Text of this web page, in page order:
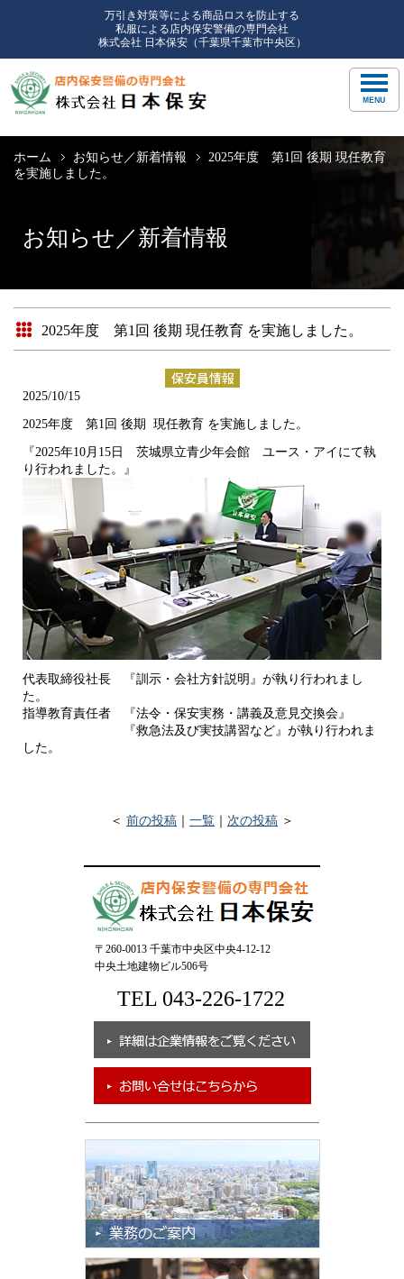
万引き対策等による商品ロスを防止する
私服による店内保安警備の専門会社
株式会社 日本保安（千葉県千葉市中央区）
ホーム お知らせ／新着情報
2025年度 第1回 後期 現任教育
を実施しました。
お知らせ／新着情報
2025年度 第1回 後期 現任教育 を実施しました。
2025/10/15
2025年度 第1回 後期 現任教育 を実施しました。
『2025年10月15日 茨城県立青少年会館 ユース・アイにて執
り行われました。』
代表取締役社長 『訓示・会社方針説明』が執り行われまし
た。
指導教育責任者 『法令・保安実務・講義及意見交換会』
『救急法及び実技講習など』が執り行われま
した。
＜ 前の投稿 一覧 次の投稿 ＞
〒260-0013 千葉市中央区中央4-12-12
中央土地建物ビル506号
TEL 043-226-1722